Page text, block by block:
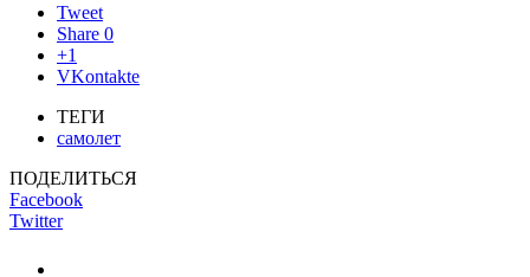
Tweet
Share 0
+1
VKontakte
ТЕГИ
самолет
ПОДЕЛИТЬСЯ
Facebook
Twitter